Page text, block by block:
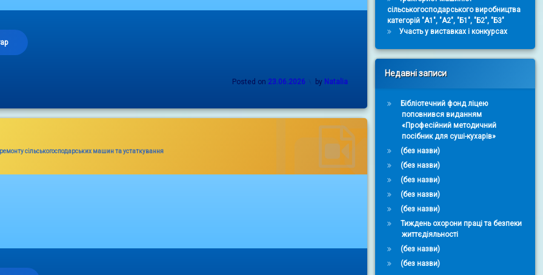
до
Posted on 23.06.2026 by Natalia
сільськогосподарських машин та устаткування
сільськогосподарського виробництва
категорій "А1", "А2", "Б1", "Б2", "Б3"
Участь у виставках і конкурсах
Недавні записи
Бібліотечний фонд ліцею
поповнився виданням
«Професійний методичний
посібник для суші-кухарів»
(без назви)
(без назви)
(без назви)
(без назви)
(без назви)
Тиждень охорони праці та безпеки
життєдіяльності
(без назви)
(без назви)